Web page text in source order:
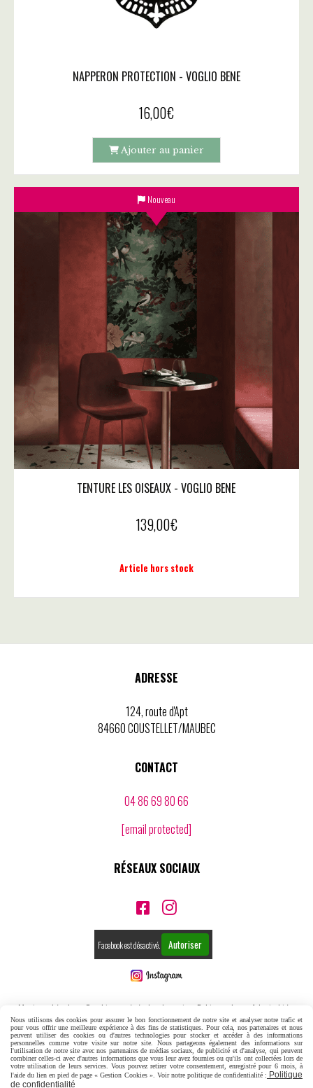
NAPPERON PROTECTION - VOGLIO BENE
16,00€
Ajouter au panier
TENTURE LES OISEAUX - VOGLIO BENE
139,00€
Article hors stock
Nouveau
ADRESSE
124, route d'Apt
84660 COUSTELLET/MAUBEC
CONTACT
04 86 69 80 66
[email protected]
RÉSEAUX SOCIAUX
 
Facebook est désactivé. Autoriser
Mentions Légales Conditions générales de vente
Politique de confidentialité
Gestion cookies Mon Compte Créer un site internet
Nous utilisons des cookies pour assurer le bon fonctionnement de notre site et analyser notre trafic et
pour vous offrir une meilleure expérience à des fins de statistiques. Pour cela, nos partenaires et nous
peuvent utiliser des cookies ou d'autres technologies pour stocker et accéder à des informations
personnelles comme votre visite sur notre site. Nous partageons également des informations sur
l'utilisation de notre site avec nos partenaires de médias sociaux, de publicité et d'analyse, qui peuvent
combiner celles-ci avec d'autres informations que vous leur avez fournies ou qu'ils ont collectées lors de
votre utilisation de leurs services. Vous pouvez retirer votre consentement, enregistré pour 6 mois, à
l'aide du lien en pied de page « Gestion Cookies ». Voir notre politique de confidentialité : Politique
de confidentialité